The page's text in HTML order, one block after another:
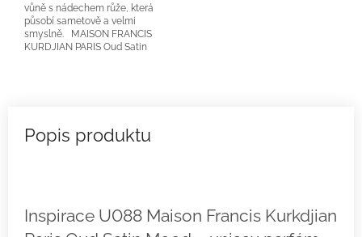
vůně s nádechem růže, která
působí sametově a velmi
smyslně. MAISON FRANCIS
KURDJIAN PARIS Oud Satin
Inspirace U088 Maison Francis Kurkdjian